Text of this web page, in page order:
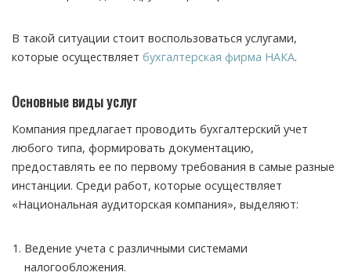
В такой ситуации стоит воспользоваться услугами,
которые осуществляет бухгалтерская фирма НАКА.
Основные виды услуг
Компания предлагает проводить бухгалтерский учет
любого типа, формировать документацию,
предоставлять ее по первому требования в самые разные
инстанции. Среди работ, которые осуществляет
«Национальная аудиторская компания», выделяют:
Ведение учета с различными системами
налогообложения.